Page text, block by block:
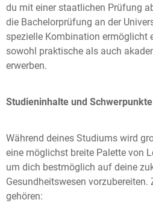
du mit einer staatlichen Prüfung
die Bachelorprüfung an der
spezielle Kombination ermöglicht
sowohl praktische als auch
erwerben.
Studieninhalte und Schwerpunkte
Während deines Studiums wird
eine möglichst breite Palette von
um dich bestmöglich auf deine
Gesundheitswesen vorzubereiten.
gehören: